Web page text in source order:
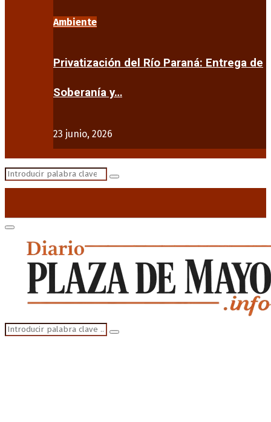
Ambiente
Privatización del Río Paraná: Entrega de
Soberanía y…
23 junio, 2026
Search
Search
Primary
Menu
Search
for:
Search